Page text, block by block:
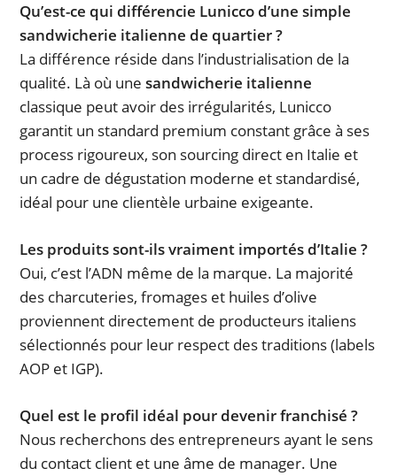
Qu’est-ce qui différencie Lunicco d’une simple
sandwicherie italienne de quartier ?
La différence réside dans l’industrialisation de la
qualité. Là où unesandwicherie italienne
classique peut avoir des irrégularités, Lunicco
garantit un standard premium constant grâce à ses
process rigoureux, son sourcing direct en Italie et
un cadre de dégustation moderne et standardisé,
idéal pour une clientèle urbaine exigeante.
Les produits sont-ils vraiment importés d’Italie ?
Oui, c’est l’ADN même de la marque. La majorité
des charcuteries, fromages et huiles d’olive
proviennent directement de producteurs italiens
sélectionnés pour leur respect des traditions (labels
AOP et IGP).
Quel est le profil idéal pour devenir franchisé ?
Nous recherchons des entrepreneurs ayant le sens
du contact client et une âme de manager. Une